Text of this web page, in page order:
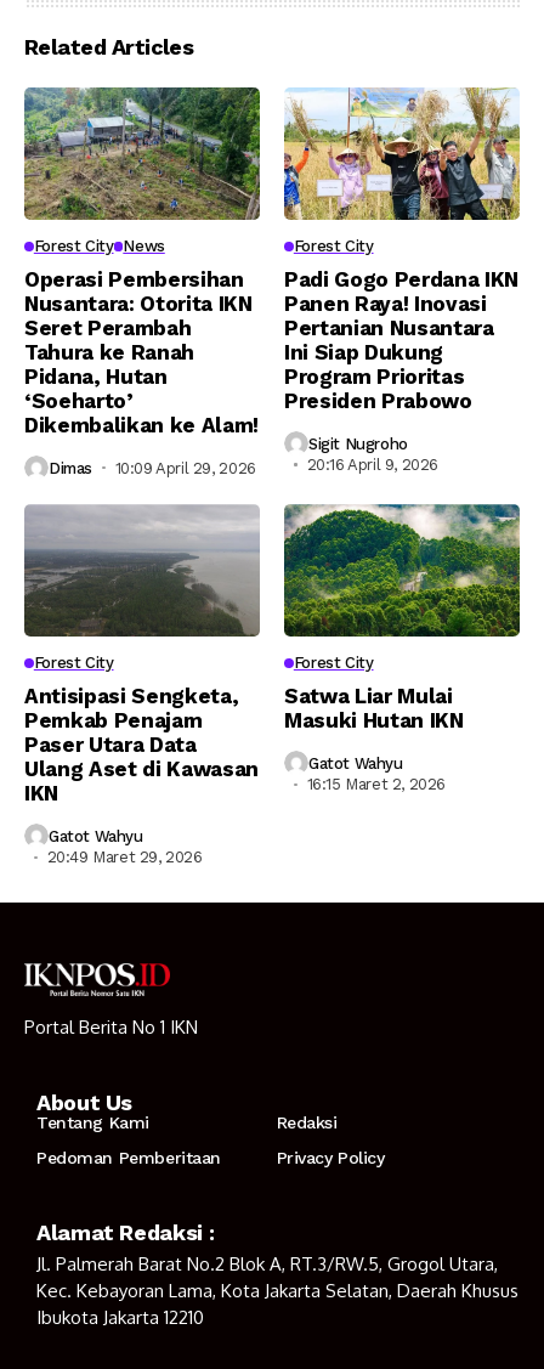
Related Articles
Forest City News
Operasi Pembersihan
Nusantara: Otorita IKN
Seret Perambah
Tahura ke Ranah
Pidana, Hutan
‘Soeharto’
Dikembalikan ke Alam!
Dimas 10:09 April 29, 2026
Forest City
Padi Gogo Perdana IKN
Panen Raya! Inovasi
Pertanian Nusantara
Ini Siap Dukung
Program Prioritas
Presiden Prabowo
Sigit Nugroho
20:16 April 9, 2026
Forest City
Antisipasi Sengketa,
Pemkab Penajam
Paser Utara Data
Ulang Aset di Kawasan
IKN
Gatot Wahyu
20:49 Maret 29, 2026
Forest City
Satwa Liar Mulai
Masuki Hutan IKN
Gatot Wahyu
16:15 Maret 2, 2026
Portal Berita No 1 IKN
About Us
Tentang Kami
Redaksi
Pedoman Pemberitaan
Privacy Policy
Alamat Redaksi :
Jl. Palmerah Barat No.2 Blok A, RT.3/RW.5, Grogol Utara,
Kec. Kebayoran Lama, Kota Jakarta Selatan, Daerah Khusus
Ibukota Jakarta 12210